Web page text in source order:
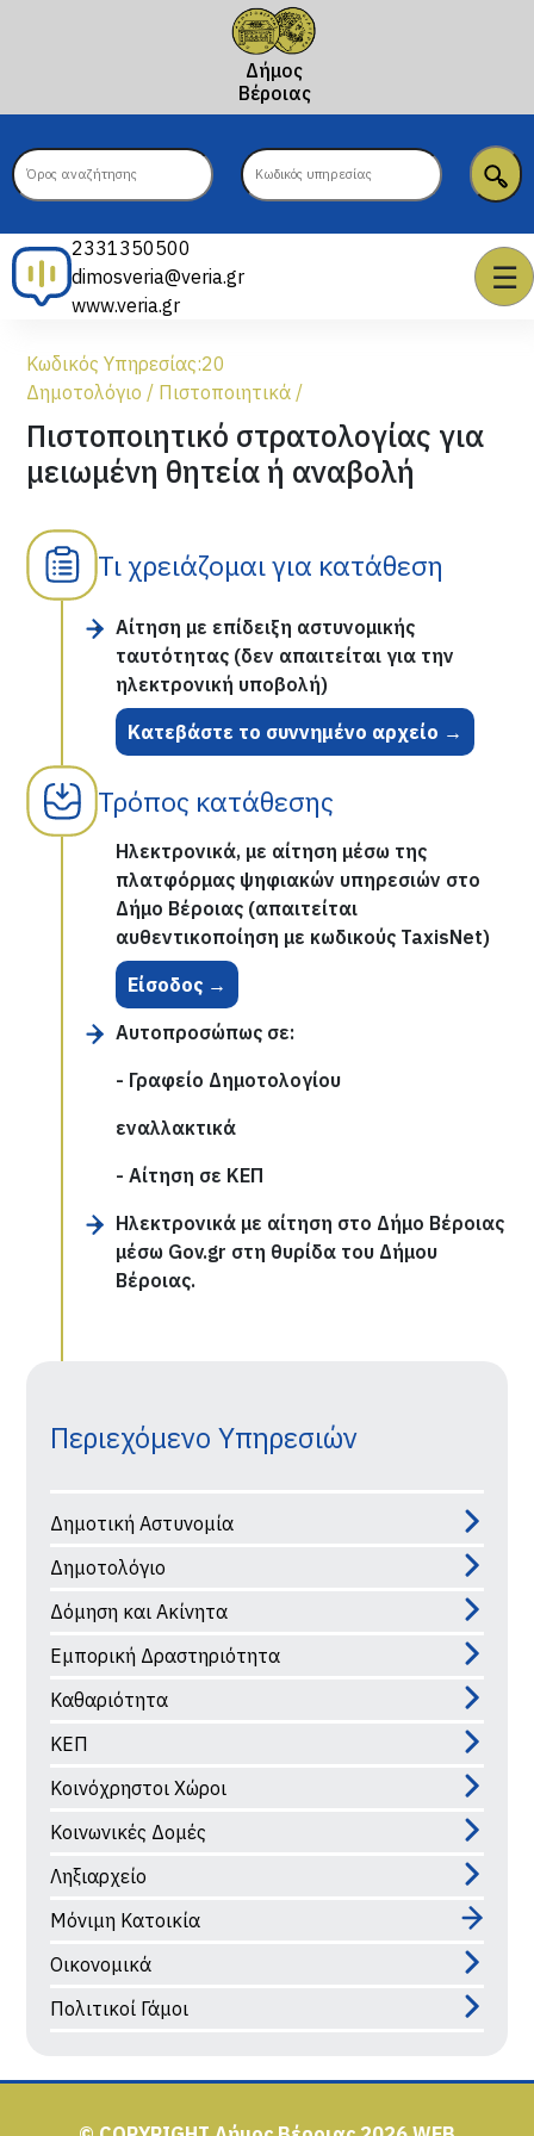
Δήμος
Βέροιας
2331350500
dimosveria@veria.gr
www.veria.gr
☰
Κωδικός Υπηρεσίας:20
Δημοτολόγιο/ Πιστοποιητικά/
Πιστοποιητικό στρατολογίας για
μειωμένη θητεία ή αναβολή
Τι χρειάζομαι για κατάθεση
Αίτηση με επίδειξη αστυνομικής
ταυτότητας (δεν απαιτείται για την
ηλεκτρονική υποβολή)
Κατεβάστε το συννημένο αρχείο →
Τρόπος κατάθεσης
Ηλεκτρονικά, με αίτηση μέσω της
πλατφόρμας ψηφιακών υπηρεσιών στο
Δήμο Βέροιας (απαιτείται
αυθεντικοποίηση με κωδικούς TaxisNet)
Είσοδος →
Αυτοπροσώπως σε:
- Γραφείο Δημοτολογίου
εναλλακτικά
- Αίτηση σε ΚΕΠ
Ηλεκτρονικά με αίτηση στο Δήμο Βέροιας
μέσω Gov.gr στη θυρίδα του Δήμου
Βέροιας.
Περιεχόμενο Υπηρεσιών
Δημοτική Αστυνομία
Δημοτολόγιο
Δόμηση και Ακίνητα
Εμπορική Δραστηριότητα
Καθαριότητα
ΚΕΠ
Κοινόχρηστοι Χώροι
Κοινωνικές Δομές
Ληξιαρχείο
Μόνιμη Κατοικία
Οικονομικά
Πολιτικοί Γάμοι